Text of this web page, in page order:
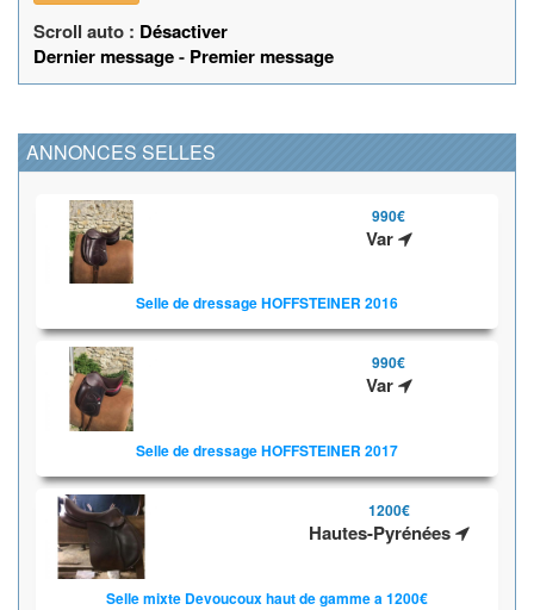
Scroll auto : Désactiver
Dernier message- Premier message
ANNONCES SELLES
990€
Var
Selle de dressage HOFFSTEINER 2016
990€
Var
Selle de dressage HOFFSTEINER 2017
1200€
Hautes-Pyrénées
Selle mixte Devoucoux haut de gamme a 1200€